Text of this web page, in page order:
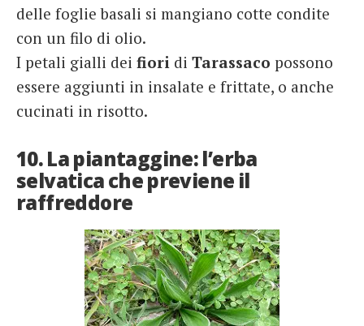
delle foglie basali si mangiano cotte condite
con un filo di olio.
I petali gialli dei fiori di Tarassaco possono
essere aggiunti in insalate e frittate, o anche
cucinati in risotto.
10. La piantaggine: l’erba
selvatica che previene il
raffreddore